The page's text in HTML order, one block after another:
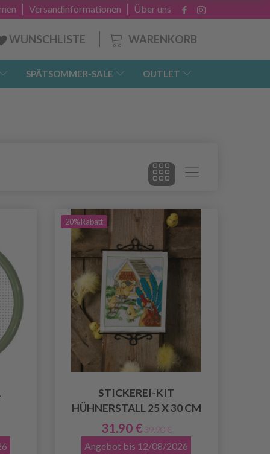
Über uns
Versandinformationen
WARENKORB
WUNSCHLISTE
SPÄTSOMMER-SALE OUTLET
20% Rabatt
STICKEREI-KIT
HÜHNERSTALL 25 X 30 CM
31.90 € 39.90 €
Angebot bis 12/08/2026